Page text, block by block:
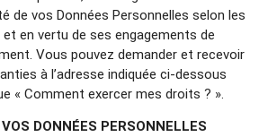
de vos Données Personnelles selon les
en vertu de ses engagements de
Vous pouvez demander et recevoir
à l’adresse indiquée ci-dessous
« Comment exercer mes droits ? ».
DONNÉES PERSONNELLES